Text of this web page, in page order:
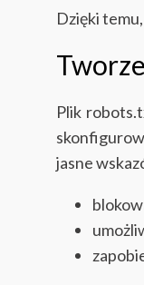
Dzięki
Plik
jasne